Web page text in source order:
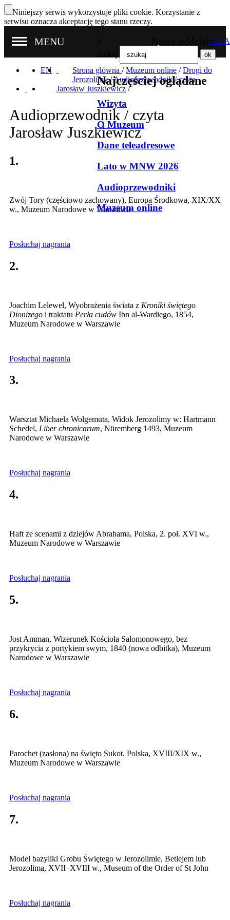
Niniejszy serwis wykorzystuje pliki cookie. Korzystanie z
serwisu oznacza akceptację tego stanu rzeczy.
Nasze oddziały
MENU
Najczęściej oglądane
Wizyta
O Muzeum
Dane teleadresowe
Lato w MNW 2026
Audioprzewodniki
Muzeum online
A A A
EN Strona główna / Muzeum online /Drogi do
Jerozolimy/Audioprzewodnik / czyta
Jarosław Juszkiewicz /
Audioprzewodnik / czyta
Jarosław Juszkiewicz
1.
Zwój Tory (częściowo zachowany), Europa Środkowa, XIX/XX
w., Muzeum Narodowe w Warszawie
Posłuchaj nagrania
2.
Joachim Lelewel, Wyobrażenia świata z Kroniki świętego
Dionizego i traktatu Perła cudów Ibn al-Wardiego, 1854,
Muzeum Narodowe w Warszawie
Posłuchaj nagrania
3.
Warsztat Michaela Wolgemuta, Widok Jerozolimy w: Hartmann
Schedel, Liber chronicarum, Nüremberg 1493, Muzeum
Narodowe w Warszawie
Posłuchaj nagrania
4.
Haft ze scenami z dziejów Abrahama, Polska, 2. poł. XVI w.,
Muzeum Narodowe w Warszawie
Posłuchaj nagrania
5.
Jost Amman, Wizerunek Kościoła Salomonowego, bez
przykrycia z portykiem swym, 1840 (nowa odbitka), Muzeum
Narodowe w Warszawie
Posłuchaj nagrania
6.
Parochet (zasłona) na święto Sukot, Polska, XVIII/XIX w.,
Muzeum Narodowe w Warszawie
Posłuchaj nagrania
7.
Model bazyliki Grobu Świętego w Jerozolimie, Betlejem lub
Jerozolima, XVII–XVIII w., Museum of the Order of St John
Posłuchaj nagrania